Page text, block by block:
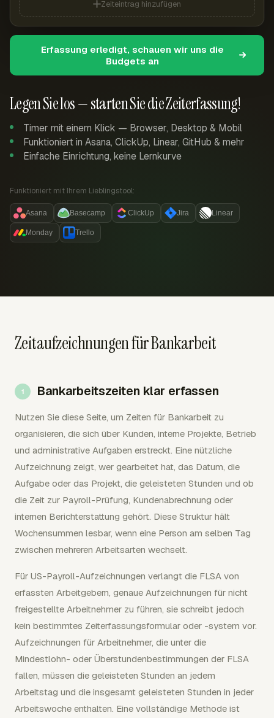
Legen Sie los — starten Sie die Zeiterfassung!
Timer mit einem Klick — Browser, Desktop & Mobil
Funktioniert in Asana, ClickUp, Linear, GitHub & mehr
Einfache Einrichtung, keine Lernkurve
Funktioniert mit Ihrem Lieblingstool:
Asana Basecamp ClickUp Jira Linear
Monday Trello
Zeiteintrag hinzufügen
Erfassung erledigt, schauen wir uns die
Budgets an
Zeitaufzeichnungen für Bankarbeit
Bankarbeitszeiten klar erfassen
Nutzen Sie diese Seite, um Zeiten für Bankarbeit zu
organisieren, die sich über Kunden, interne Projekte, Betrieb
und administrative Aufgaben erstreckt. Eine nützliche
Aufzeichnung zeigt, wer gearbeitet hat, das Datum, die
Aufgabe oder das Projekt, die geleisteten Stunden und ob
die Zeit zur Payroll-Prüfung, Kundenabrechnung oder
internen Berichterstattung gehört. Diese Struktur hält
Wochensummen lesbar, wenn eine Person am selben Tag
zwischen mehreren Arbeitsarten wechselt.
Für US-Payroll-Aufzeichnungen verlangt die FLSA von
erfassten Arbeitgebern, genaue Aufzeichnungen für nicht
freigestellte Arbeitnehmer zu führen, sie schreibt jedoch
kein bestimmtes Zeiterfassungsformular oder -system vor.
Aufzeichnungen für Arbeitnehmer, die unter die
Mindestlohn- oder Überstundenbestimmungen der FLSA
fallen, müssen die geleisteten Stunden an jedem
Arbeitstag und die insgesamt geleisteten Stunden in jeder
Arbeitswoche enthalten. Eine vollständige Methode ist